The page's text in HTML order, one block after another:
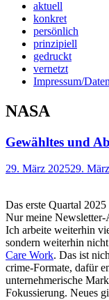
Zum
Inhalt
springen
aktuell
konkret
persönlich
prinzipiell
gedruckt
vernetzt
Impressum/
NASA
Gewähltes und
29. März 202529.
Das erste Quartal
Nur meine
Ich arbeite weiterhin
sondern weiterhin
Care Work. Das ist
crime-Formate, dafür
unternehmerische
Fokussierung. Neues